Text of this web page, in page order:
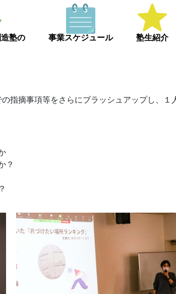
塾の
事業スケジュール 塾生紹介
指摘事項等をさらにブラッシュアップし、１
？